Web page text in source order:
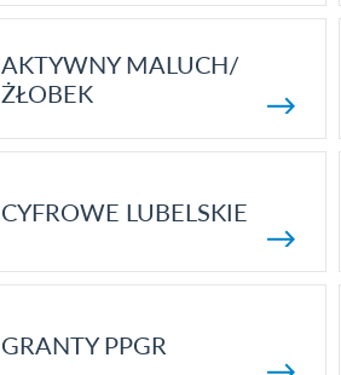
AKTYWNY MALUCH/
ŻŁOBEK
CYFROWE LUBELSKIE
GRANTY PPGR